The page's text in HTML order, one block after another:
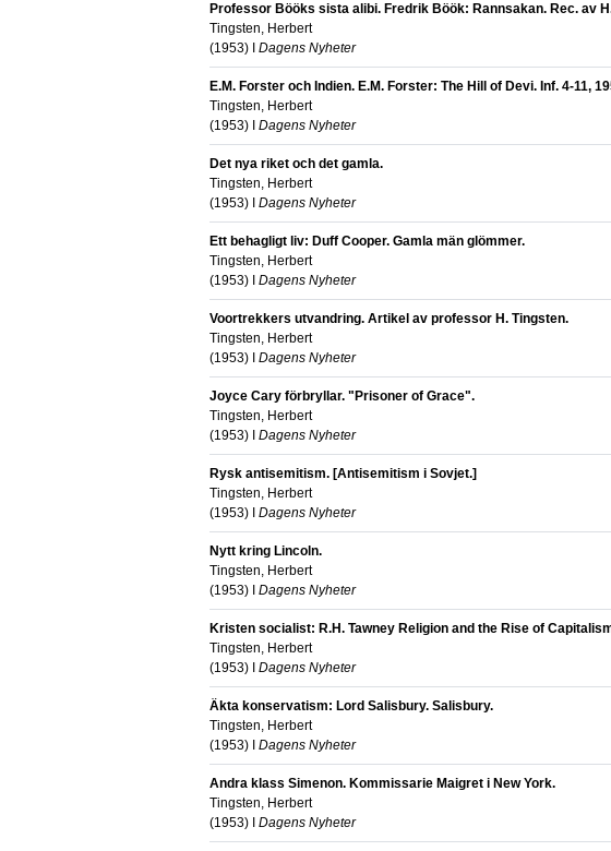
Professor Bööks sista alibi. Fredrik Böök: Rannsakan. Rec. av
Tingsten, Herbert
(1953) I Dagens Nyheter
E.M. Forster och Indien. E.M. Forster: The Hill of Devi. Inf. 4-11,
Tingsten, Herbert
(1953) I Dagens Nyheter
Det nya riket och det gamla.
Tingsten, Herbert
(1953) I Dagens Nyheter
Ett behagligt liv: Duff Cooper. Gamla män glömmer.
Tingsten, Herbert
(1953) I Dagens Nyheter
Voortrekkers utvandring. Artikel av professor H. Tingsten.
Tingsten, Herbert
(1953) I Dagens Nyheter
Joyce Cary förbryllar. "Prisoner of Grace".
Tingsten, Herbert
(1953) I Dagens Nyheter
Rysk antisemitism. [Antisemitism i Sovjet.]
Tingsten, Herbert
(1953) I Dagens Nyheter
Nytt kring Lincoln.
Tingsten, Herbert
(1953) I Dagens Nyheter
Kristen socialist: R.H. Tawney Religion and the Rise of
Tingsten, Herbert
(1953) I Dagens Nyheter
Äkta konservatism: Lord Salisbury. Salisbury.
Tingsten, Herbert
(1953) I Dagens Nyheter
Andra klass Simenon. Kommissarie Maigret i New York.
Tingsten, Herbert
(1953) I Dagens Nyheter